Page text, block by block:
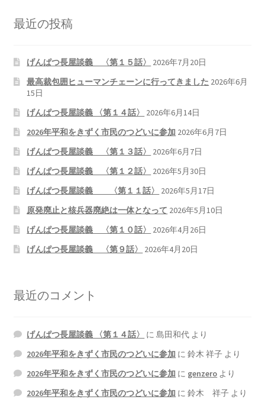
最近の投稿
げんぱつ長屋談義 〈第１５話〉
2026年7月20日
最高裁包囲ヒューマンチェーンに行ってきました 2026年6月
15日
げんぱつ長屋談義 〈第１４話〉
2026年6月14日
2026年平和をきずく市民のつどいに参加 2026年6月7日
げんぱつ長屋談義 〈第１３話〉
2026年6月7日
げんぱつ長屋談義 〈第１２話〉
2026年5月30日
げんぱつ長屋談義 〈第１１話〉
2026年5月17日
原発廃止と核兵器廃絶は一体となって 2026年5月10日
げんぱつ長屋談義 〈第１０話〉
2026年4月26日
げんぱつ長屋談義 〈第９話〉
2026年4月20日
最近のコメント
げんぱつ長屋談義 〈第１４話〉 に島田和代 より
2026年平和をきずく市民のつどいに参加 に鈴木 祥子 より
2026年平和をきずく市民のつどいに参加 に genzero より
2026年平和をきずく市民のつどいに参加 に鈴木 祥子 より